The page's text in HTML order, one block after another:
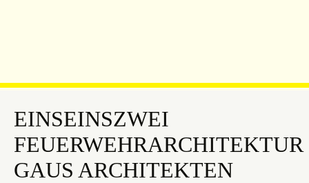
EINSEINSZWEI
FEUERWEHRARCHITEKTUR
GAUS ARCHITEKTEN